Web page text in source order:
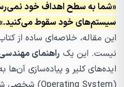
«شما به سطح اهداف خود
سیستم‌های خود سقوط می‌کنید.»
این مقاله، خلاصه‌ای ساده از
نیست. این یک راهنمای
ایده‌های کلیر و پیاده‌سازی